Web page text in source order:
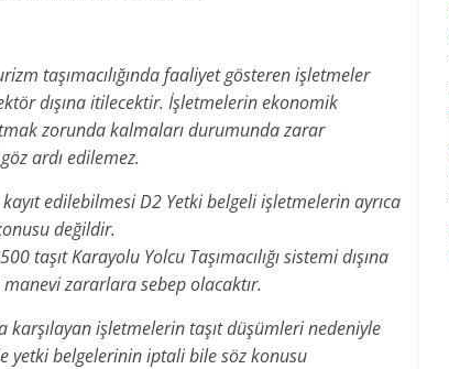
taşımacılığında faaliyet gösteren işletmeler
dışına itilecektir. İşletmelerin ekonomik
zorunda kalmaları durumunda zarar
ardı edilemez.
edilebilmesi D2 Yetki belgeli işletmelerin ayrıca
değildir.
taşıt Karayolu Yolcu Taşımacılığı sistemi dışına
zararlara sebep olacaktır.
işletmelerin taşıt düşümleri nedeniyle
yetki belgelerinin iptali bile söz konusu